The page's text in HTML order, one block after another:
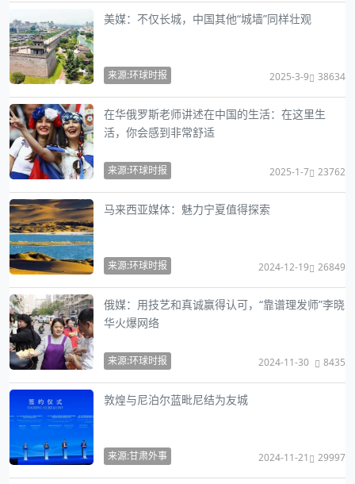
美媒：不仅长城，中国其他“城墙”同样壮观
来源:环球时报 2025-3-9 38634
在华俄罗斯老师讲述在中国的生活：在这里生
活，你会感到非常舒适
来源:环球时报 2025-1-7 23762
马来西亚媒体：魅力宁夏值得探索
来源:环球时报 2024-12-19 26849
俄媒：用技艺和真诚赢得认可，“靠谱理发师”李晓
华火爆网络
来源:环球时报 2024-11-30 8435
敦煌与尼泊尔蓝毗尼结为友城
来源:甘肃外事 2024-11-21 29997